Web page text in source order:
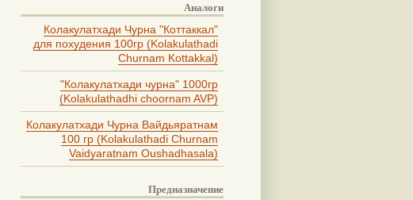
Аналоги
Колакулатхади Чурна "Коттаккал"
для похудения 100гр (Kolakulathadi
Churnam Kottakkal)
"Колакулатхади чурна" 1000гр
(Kolakulathadhi choornam AVP)
Колакулатхади Чурна Вайдьяратнам
100 гр (Kolakulathadi Churnam
Vaidyaratnam Oushadhasala)
Предназначение